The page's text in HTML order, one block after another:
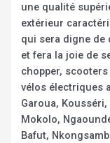
une qualité
extérieur
qui sera digne de
et fera la joie de
chopper,
vélos électriques
Garoua,
Mokolo,
Bafut,